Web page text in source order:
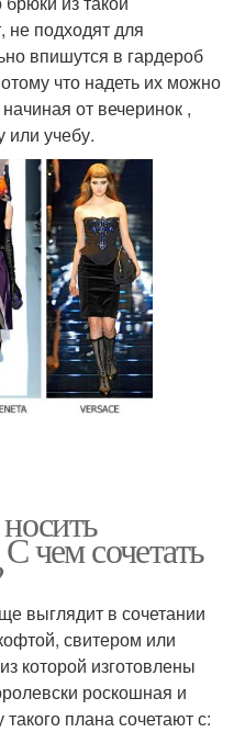
не подходят для
впишутся в гардероб
что надеть их можно
от вечеринок ,
или учебу.
чем сочетать
выглядит в сочетании
свитером или
которой изготовлены
роскошная и
плана сочетают с: